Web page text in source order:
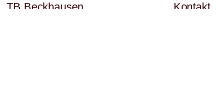
TB Beckhausen Kontakt